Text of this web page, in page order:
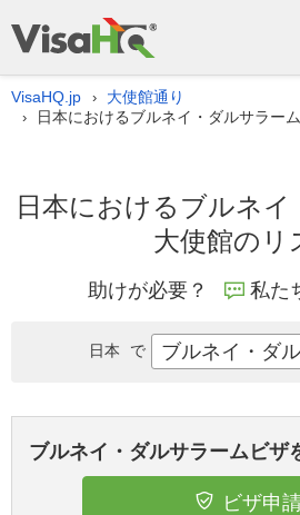
VisaHQ.jp › 大使館通り
› 日本におけるブルネイ・ダルサラー
日本におけるブルネ
大使館のリ
助けが必要？ 私た
ブルネイ・ダルサラームビザ
ビザ申
日本 で